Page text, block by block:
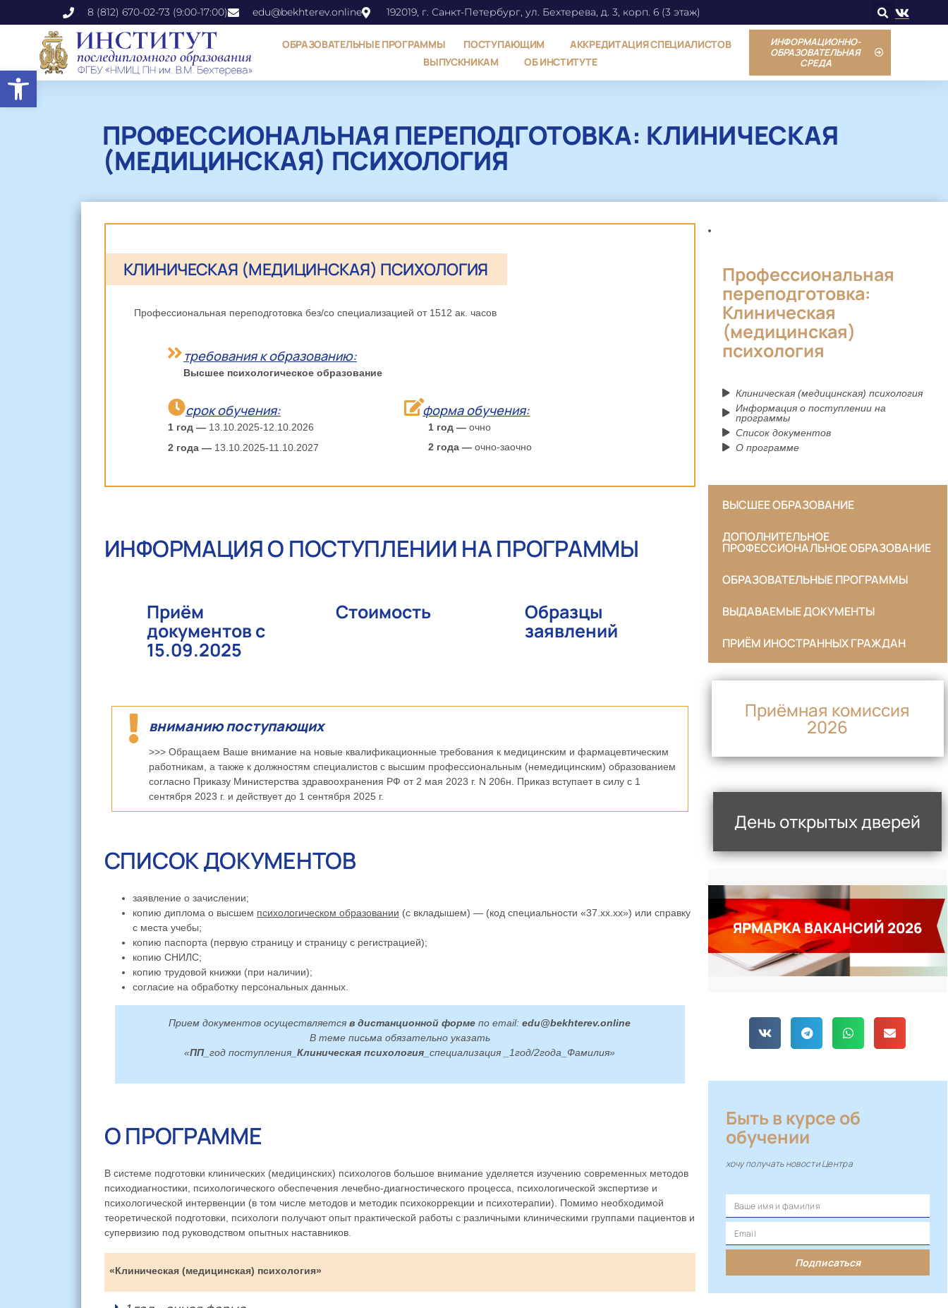
Открыть панель инструментов
8 (812) 670-02-73 (9:00-17:00) edu@bekhterev.online 192019, г. Санкт-Петербург, ул. Бехтерева, д. 3, корп. 6 (3 этаж)
ОБРАЗОВАТЕЛЬНЫЕ ПРОГРАММЫ ПОСТУПАЮЩИМ
АККРЕДИТАЦИЯ СПЕЦИАЛИСТОВ
ВЫПУСКНИКАМ
ОБ ИНСТИТУТЕ
ИНФОРМАЦИОННО-
ОБРАЗОВАТЕЛЬНАЯ
СРЕДА
ПРОФЕССИОНАЛЬНАЯ ПЕРЕПОДГОТОВКА: КЛИНИЧЕСКАЯ
(МЕДИЦИНСКАЯ) ПСИХОЛОГИЯ
КЛИНИЧЕСКАЯ (МЕДИЦИНСКАЯ) ПСИХОЛОГИЯ
Профессиональная переподготовка без/со специализацией от 1512 ак. часов
требования к образованию:
Высшее психологическое образование
срок обучения: форма обучения:
1 год —13.10.2025-12.10.2026
2 года — 13.10.2025-11.10.2027
1 год —очно
2 года — очно-заочно
ИНФОРМАЦИЯ О ПОСТУПЛЕНИИ НА ПРОГРАММЫ
Приём
документов с
15.09.2025
Стоимость Образцы
заявлений
вниманию поступающих
>>> Обращаем Ваше внимание на новые квалификационные требования к медицинским и фармацевтическим
работникам, а также к должностям специалистов с высшим профессиональным (немедицинским) образованием
согласно Приказу Министерства здравоохранения РФ от 2 мая 2023 г. N 206н. Приказ вступает в силу с 1
сентября 2023 г. и действует до 1 сентября 2025 г.
СПИСОК ДОКУМЕНТОВ
заявление о зачислении;
копию диплома о высшем психологическом образовании (с вкладышем) — (код специальности «37.хх.хх») или справку
с места учебы;
копию паспорта (первую страницу и страницу с регистрацией);
копию СНИЛС;
копию трудовой книжки (при наличии);
согласие на обработку персональных данных.
Прием документов осуществляетсяв дистанционной форме по email:edu@bekhterev.online
В теме письма обязательно указать
«ПП_год поступления _Клиническая психология_специализация 1год/2года Фамилия»
О ПРОГРАММЕ
В системе подготовки клинических (медицинских) психологов большое внимание уделяется изучению современных методов
психодиагностики, психологического обеспечения лечебно-диагностического процесса, психологической экспертизе и
психологической интервенции (в том числе методов и методик психокоррекции и психотерапии). Помимо необходимой
теоретической подготовки, психологи получают опыт практической работы с различными клиническими группами пациентов и
супервизию под руководством опытных наставников.
«Клиническая (медицинская) психология»
Профессиональная
переподготовка:
Клиническая
(медицинская)
психология
Клиническая (медицинская) психология
Информация о поступлении на
программы
Список документов
О программе
ВЫСШЕЕ ОБРАЗОВАНИЕ
ДОПОЛНИТЕЛЬНОЕ
ПРОФЕССИОНАЛЬНОЕ ОБРАЗОВАНИЕ
ОБРАЗОВАТЕЛЬНЫЕ ПРОГРАММЫ
ВЫДАВАЕМЫЕ ДОКУМЕНТЫ
ПРИЁМ ИНОСТРАННЫХ ГРАЖДАН
Приёмная комиссия
2026
День открытых дверей
ЯРМАРКА ВАКАНСИЙ 2026
Быть в курсе об
обучении
хочу получать новости Центра
Подписаться